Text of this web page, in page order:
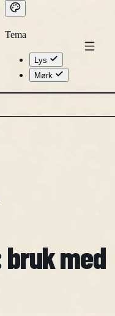
Tema
Lys
Mørk
med